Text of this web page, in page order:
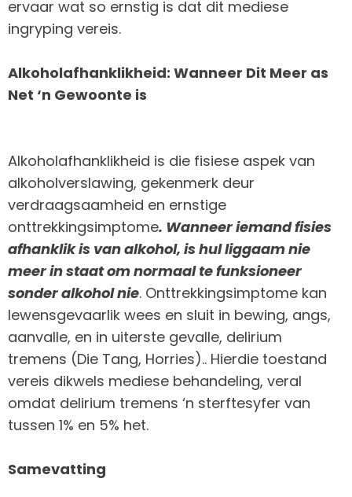
ervaar wat so ernstig is dat dit mediese
ingryping vereis.
Alkoholafhanklikheid: Wanneer Dit Meer as
Net ‘n Gewoonte is
Alkoholafhanklikheid is die fisiese aspek van
alkoholverslawing, gekenmerk deur
verdraagsaamheid en ernstige
onttrekkingsimptome. Wanneer iemand fisies
afhanklik is van alkohol, is hul liggaam nie
meer in staat om normaal te funksioneer
sonder alkohol nie. Onttrekkingsimptome kan
lewensgevaarlik wees en sluit in bewing, angs,
aanvalle, en in uiterste gevalle, delirium
tremens (Die Tang, Horries).. Hierdie toestand
vereis dikwels mediese behandeling, veral
omdat delirium tremens ‘n sterftesyfer van
tussen 1% en 5% het.
Samevatting